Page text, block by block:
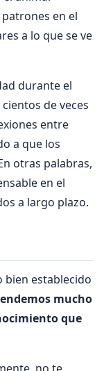
en el
a lo que se ve
durante el
de veces
entre
a que los
otras palabras,
en el
a largo plazo.
bien establecido
mucho
que